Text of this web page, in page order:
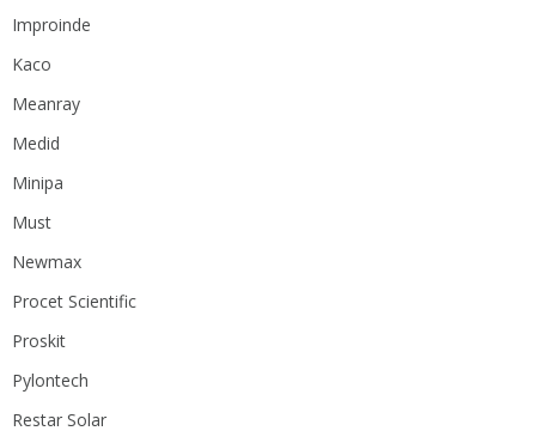
Improinde
Kaco
Meanray
Medid
Minipa
Must
Newmax
Procet Scientific
Proskit
Pylontech
Restar Solar